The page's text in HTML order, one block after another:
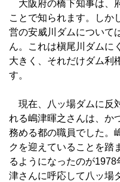
大阪府の橋下知事は、
ことで知られます。しか
営の安威川ダムについて
ん。これは槇尾川ダムに
大きく、それだけダム利
す。
現在、八ッ場ダムに反
れる嶋津暉之さんは、か
務める都の職員でした。
クを迎えていることを踏
るようになったのが
津さんに呼応して八ッ場